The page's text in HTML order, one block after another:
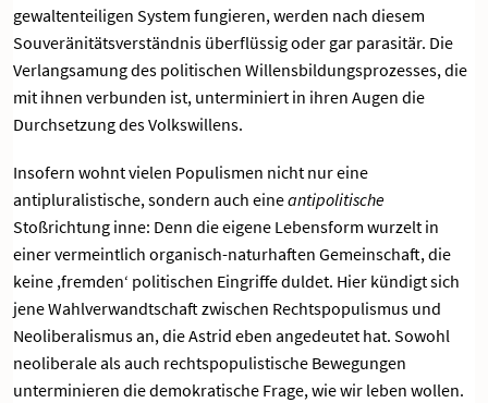
gewaltenteiligen System fungieren, werden nach diesem
Souveränitätsverständnis überflüssig oder gar parasitär. Die
Verlangsamung des politischen Willensbildungsprozesses, die
mit ihnen verbunden ist, unterminiert in ihren Augen die
Durchsetzung des Volkswillens.
Insofern wohnt vielen Populismen nicht nur eine
antipluralistische, sondern auch eineantipolitische
Stoßrichtung inne: Denn die eigene Lebensform wurzelt in
einer vermeintlich organisch-naturhaften Gemeinschaft, die
keine ,fremden‘ politischen Eingriffe duldet. Hier kündigt sich
jene Wahlverwandtschaft zwischen Rechtspopulismus und
Neoliberalismus an, die Astrid eben angedeutet hat. Sowohl
neoliberale als auch rechtspopulistische Bewegungen
unterminieren die demokratische Frage, wie wir leben wollen.